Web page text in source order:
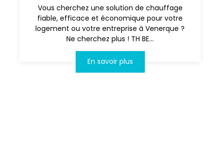
Vous cherchez une solution de chauffage
fiable, efficace et économique pour votre
logement ou votre entreprise à Venerque ?
Ne cherchez plus ! TH BE...
En savoir plus